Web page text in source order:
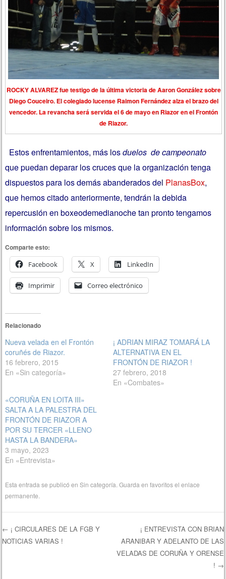
ROCKY ALVAREZ fue testigo de la última victoria de Aaron González sobre
Diego Couceiro. El colegiado lucense Raimon Fernández alza el brazo del
vencedor. La revancha será servida el 6 de mayo en Riazor en el Frontón
de Riazor.
Estos enfrentamientos, más losduelos de campeonato
que puedan deparar los cruces que la organización tenga
dispuestos para los demás abanderados del PlanasBox,
que hemos citado anteriormente, tendrán la debida
repercusión en boxeodemedianoche tan pronto tengamos
información sobre los mismos.
Comparte esto:
Facebook
X LinkedIn
Imprimir Correo electrónico
Relacionado
Nueva velada en el Frontón
coruñés de Riazor.
16 febrero, 2015
En «Sin categoría»
¡ ADRIAN MIRAZ TOMARÁ LA
ALTERNATIVA EN EL
FRONTÓN DE RIAZOR !
27 febrero, 2018
En «Combates»
«CORUÑA EN LOITA III»
SALTA A LA PALESTRA DEL
FRONTÓN DE RIAZOR A
POR SU TERCER «LLENO
HASTA LA BANDERA»
3 mayo, 2023
En «Entrevista»
Esta entrada se publicó enSin categoría . Guarda en favoritos elenlace
permanente
Navegación de entradas
← ¡ CIRCULARES DE LA FGB Y
NOTICIAS VARIAS !
¡ ENTREVISTA CON BRIAN
ARANIBAR Y ADELANTO DE LAS
VELADAS DE CORUÑA Y ORENSE
! →